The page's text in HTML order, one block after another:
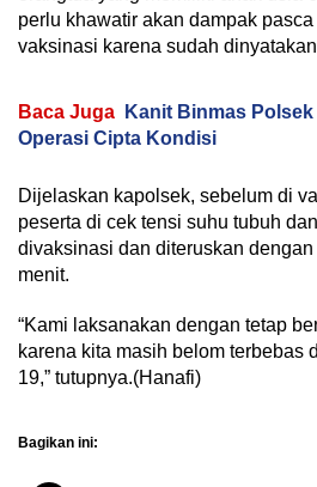
perlu khawatir akan dampak
vaksinasi karena sudah
Baca Juga
Kanit Binmas
Operasi Cipta Kondisi
Dijelaskan kapolsek, sebelum di
peserta di cek tensi suhu tubuh
divaksinasi dan diteruskan
menit.
“Kami laksanakan dengan tetap
karena kita masih belom terbebas
19,” tutupnya.(Hanafi)
Bagikan ini: